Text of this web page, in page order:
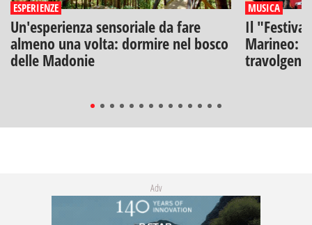
ESPERIENZE
Un'esperienza sensoriale da fare
almeno una volta: dormire nel bosco
delle Madonie
MUSICA
Il
Marineo:
Adv